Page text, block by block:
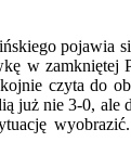
pojawia
w
czyta
nie 3-0, ale